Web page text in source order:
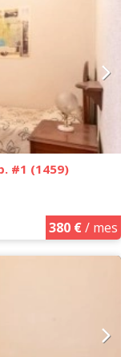
#1 (1459)
380 €/ mes